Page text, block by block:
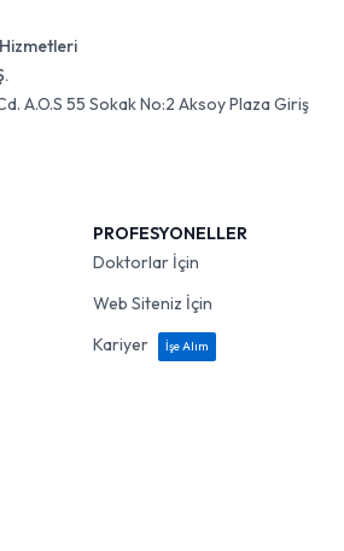
A.O.S 55 Sokak No:2 Aksoy Plaza Giriş
PROFESYONELLER
Doktorlar İçin
Web Siteniz İçin
Kariyer
İşe Alım